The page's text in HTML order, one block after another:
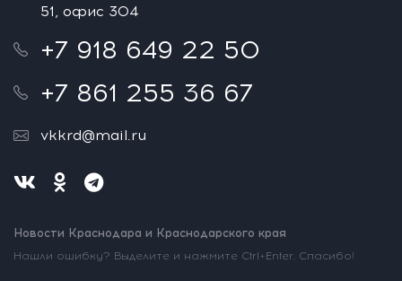
51, офис 304
+7 918 649 22 50
+7 861 255 36 67
vkkrd@mail.ru
Новости Краснодара и Краснодарского края
Нашли ошибку? Выделите и нажмите Ctrl+Enter. Спасибо!